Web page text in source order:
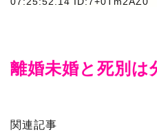
離婚未婚と死別は
関連記事